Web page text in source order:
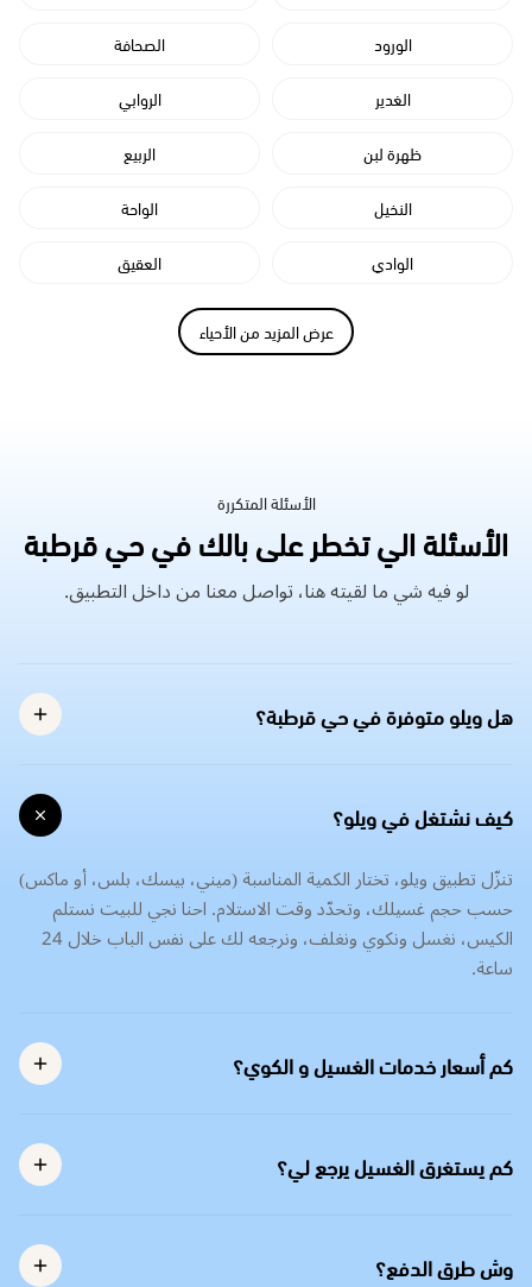
الورود
الصحافة
الغدير
الروابي
ظهرة لبن
الربيع
النخيل
الواحة
الوادي
العقيق
عرض المزيد من الأحياء
الأسئلة المتكررة
الأسئلة الي تخطر على بالك في حي قرطبة
لو فيه شي ما لقيته هنا، تواصل معنا من داخل التطبيق.
هل ويلو متوفرة في حي قرطبة؟
كيف نشتغل في ويلو؟
تنزّل تطبيق ويلو، تختار الكمية المناسبة (ميني، بيسك، بلس، أو ماكس)
حسب حجم غسيلك، وتحدّد وقت الاستلام. احنا نجي للبيت نستلم
الكيس، نغسل ونكوي ونغلف، ونرجعه لك على نفس الباب خلال 24
ساعة.
كم أسعار خدمات الغسيل و الكوي؟
كم يستغرق الغسيل يرجع لي؟
وش طرق الدفع؟